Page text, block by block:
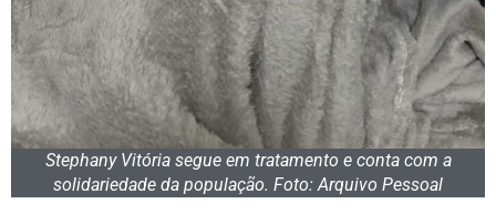
Stephany Vitória segue em tratamento e conta com a
solidariedade da população. Foto: Arquivo Pessoal